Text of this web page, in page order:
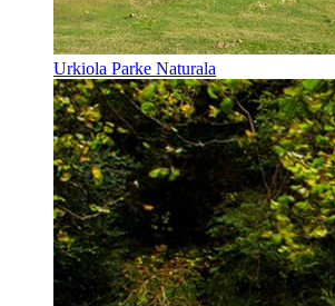
Urkiola Parke Naturala